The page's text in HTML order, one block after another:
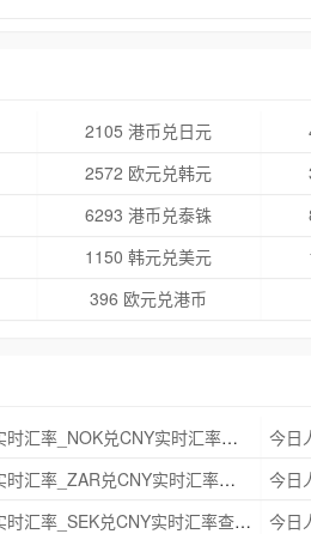
2105 港币兑日元
2572 欧元兑韩元
6293 港币兑泰铢
1150 韩元兑美元
396 欧元兑港币
今日人民币兑挪威克朗实时汇率_NOK兑CNY实时汇率查询 2025年09月21日
今日人民币兑南非兰特实时汇率_ZAR兑CNY实时汇率查询 2025年09月21日
今日人民币兑瑞典克朗实时汇率_SEK兑CNY实时汇率查询 2025年09月21日